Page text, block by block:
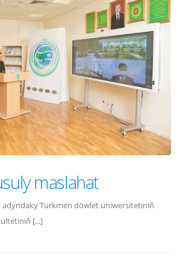
maslahat
adyndaky Türkmen döwlet uniwersitetiniň
[...]